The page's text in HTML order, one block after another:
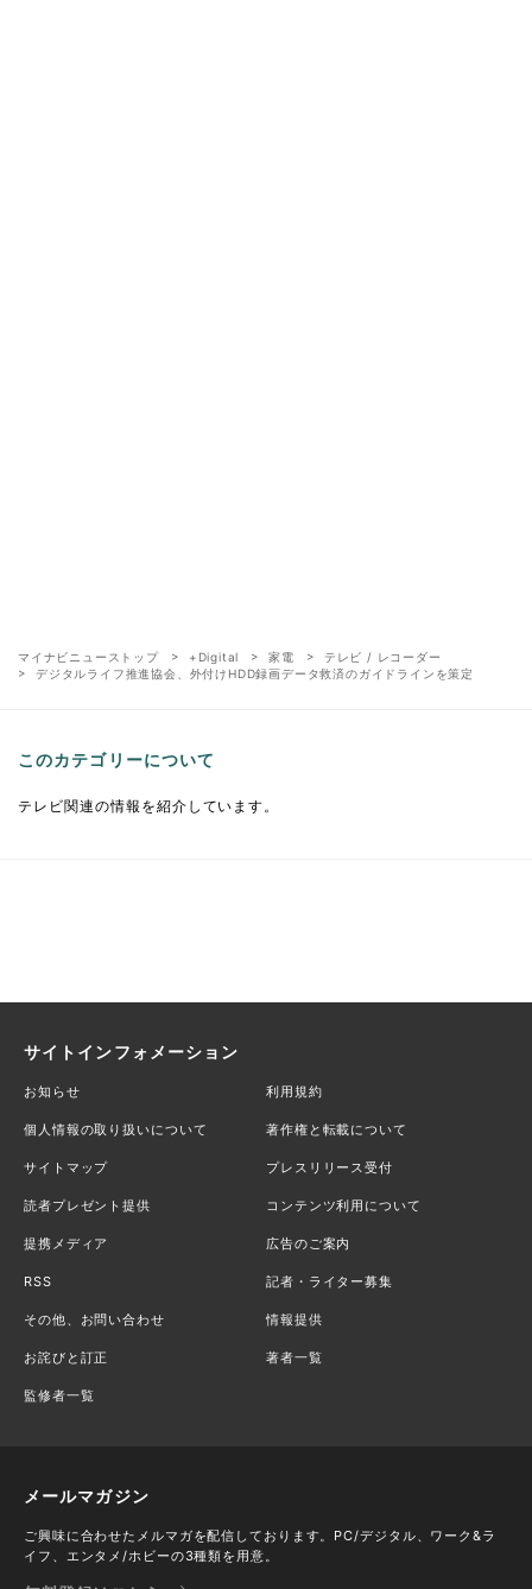
マイナビニューストップ +Digital 家電
テレビ / レコーダー
デジタルライフ推進協会、外付けHDD録画データ救済のガイドラインを策定
このカテゴリーについて
テレビ関連の情報を紹介しています。
サイトインフォメーション
お知らせ 利用規約
個人情報の取り扱いについて 著作権と転載について
サイトマップ プレスリリース受付
読者プレゼント提供 コンテンツ利用について
提携メディア 広告のご案内
RSS 記者・ライター募集
その他、お問い合わせ 情報提供
お詫びと訂正 著者一覧
監修者一覧
メールマガジン
ご興味に合わせたメルマガを配信しております。PC/デジタル、ワーク&ラ
イフ、エンタメ/ホビーの3種類を用意。